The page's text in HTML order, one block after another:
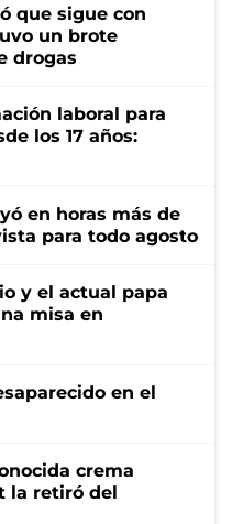
que sigue con
un brote
drogas
laboral para
los 17 años:
en horas más de
para todo agosto
y el actual papa
misa en
en el
crema
la retiró del